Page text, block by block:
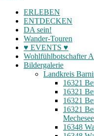
ERLEBEN
ENTDECKEN
DA sein!
Wander-Touren
♥ EVENTS ♥
Wohlfühlbotschafter
Bildergalerie
Landkreis
16321
16321
16321
16321
Mechesee
16348